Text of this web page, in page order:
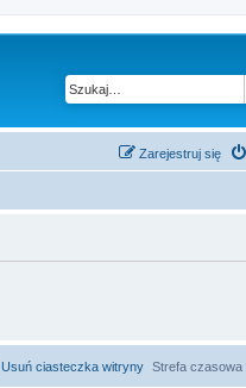
Zarejestruj się
Strefa czasowa
Usuń ciasteczka witryny